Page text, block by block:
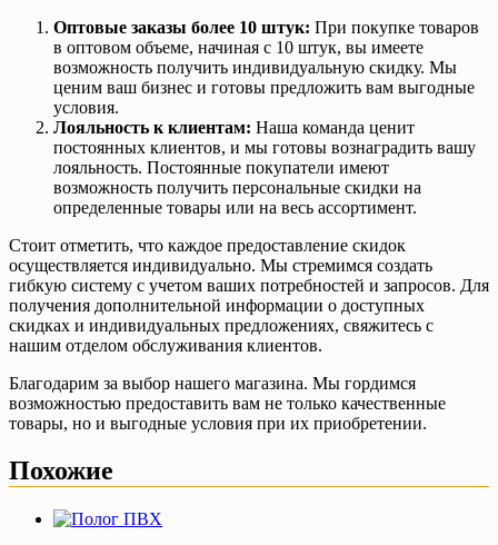
Оптовые заказы более 10 штук: При покупке товаров
в оптовом объеме, начиная с 10 штук, вы имеете
возможность получить индивидуальную скидку. Мы
ценим ваш бизнес и готовы предложить вам выгодные
условия.
Лояльность к клиентам: Наша команда ценит
постоянных клиентов, и мы готовы вознаградить вашу
лояльность. Постоянные покупатели имеют
возможность получить персональные скидки на
определенные товары или на весь ассортимент.
Стоит отметить, что каждое предоставление скидок
осуществляется индивидуально. Мы стремимся создать
гибкую систему с учетом ваших потребностей и запросов. Для
получения дополнительной информации о доступных
скидках и индивидуальных предложениях, свяжитесь с
нашим отделом обслуживания клиентов.
Благодарим за выбор нашего магазина. Мы гордимся
возможностью предоставить вам не только качественные
товары, но и выгодные условия при их приобретении.
Похожие